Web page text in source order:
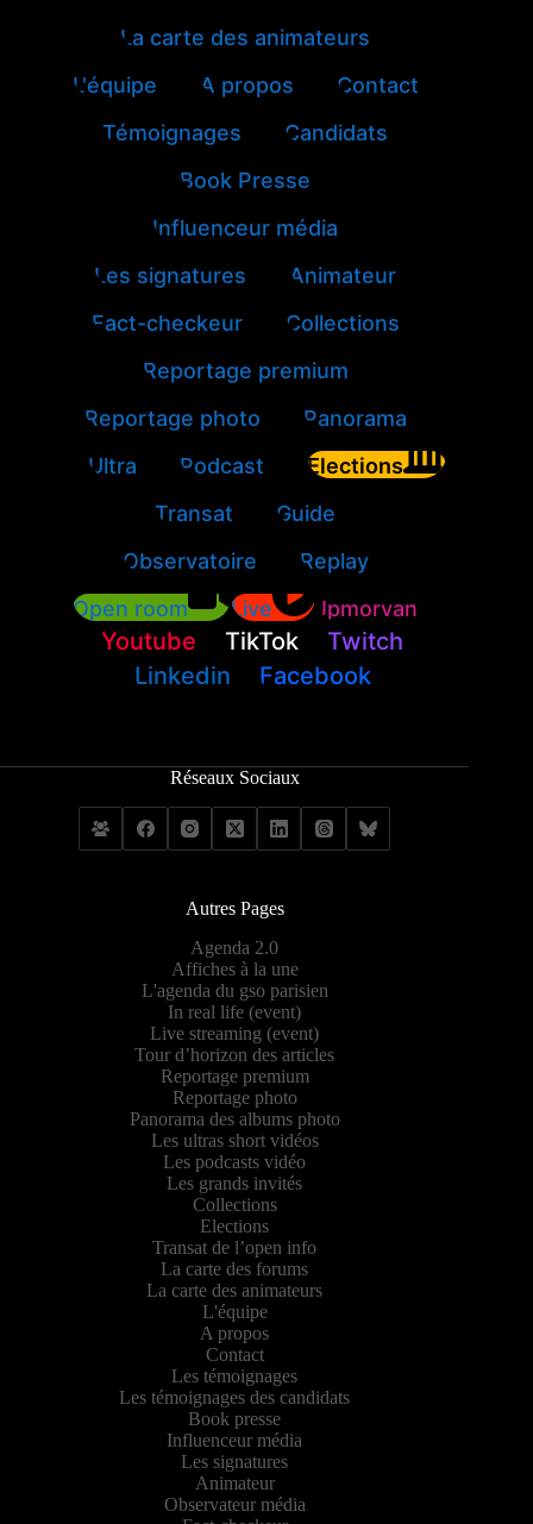
La carte des animateurs
L'équipe
A propos
Contact
Témoignages
Candidats
Book Presse
Influenceur média
Les signatures
Animateur
Fact-checkeur
Collections
Reportage premium
Reportage photo
Panorama
Ultra
Podcast
Elections
Transat
Guide
Observatoire
Replay
Open room
Live Jpmorvan
Youtube TikTok
Twitch
Linkedin
Facebook
Réseaux Sociaux
Autres Pages
Agenda 2.0
Affiches à la une
L'agenda du gso parisien
In real life (event)
Live streaming (event)
Tour d’horizon des articles
Reportage premium
Reportage photo
Panorama des albums photo
Les ultras short vidéos
Les podcasts vidéo
Les grands invités
Collections
Elections
Transat de l’open info
La carte des forums
La carte des animateurs
L'équipe
A propos
Contact
Les témoignages
Les témoignages des candidats
Book presse
Influenceur média
Les signatures
Animateur
Observateur média